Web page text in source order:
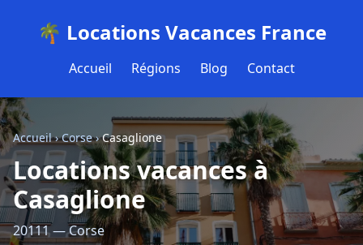
🌴 Locations Vacances France
Accueil Régions Blog Contact
Accueil›Corse›Casaglione
Locations vacances à
Casaglione
20111 — Corse